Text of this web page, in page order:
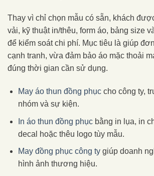
Thay vì chỉ chọn mẫu có sẵn, khách
vải, kỹ thuật in/thêu, form áo, bảng size
để kiểm soát chi phí. Mục tiêu là giúp
cạnh tranh, vừa đảm bảo áo mặc thoải
đúng thời gian cần sử dụng.
May áo thun đồng phụccho công ty,
nhóm và sự kiện.
In áo thun đồng phụcbằng in lụa, in
decal hoặc thêu logo tùy mẫu.
May đồng phục công tygiúp doanh
hình ảnh thương hiệu.